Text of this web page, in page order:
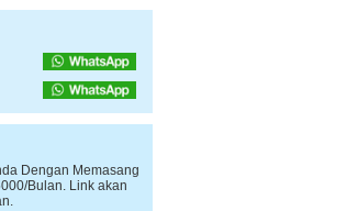
Dengan Memasang
Bulan. Link akan